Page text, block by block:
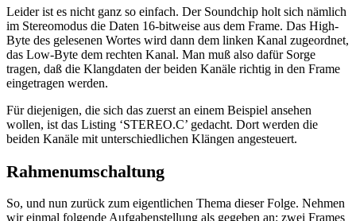
Leider ist es nicht ganz so einfach. Der Soundchip holt sich nämlich
im Stereomodus die Daten 16-bitweise aus dem Frame. Das High-
Byte des gelesenen Wortes wird dann dem linken Kanal zugeordnet,
das Low-Byte dem rechten Kanal. Man muß also dafür Sorge
tragen, daß die Klangdaten der beiden Kanäle richtig in den Frame
eingetragen werden.
Für diejenigen, die sich das zuerst an einem Beispiel ansehen
wollen, ist das Listing ‘STEREO.C’ gedacht. Dort werden die
beiden Kanäle mit unterschiedlichen Klängen angesteuert.
Rahmenumschaltung
So, und nun zurück zum eigentlichen Thema dieser Folge. Nehmen
wir einmal folgende Aufgabenstellung als gegeben an: zwei Frames